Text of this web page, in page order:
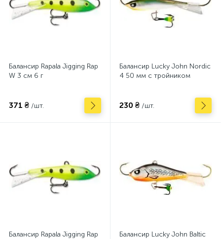
Балансир Rapala Jigging Rap
W 3 см 6 г
371 ₴ /шт.
Балансир Lucky John Nordic
4 50 мм с тройником
230 ₴ /шт.
Балансир Rapala Jigging Rap
Балансир Lucky John Baltic